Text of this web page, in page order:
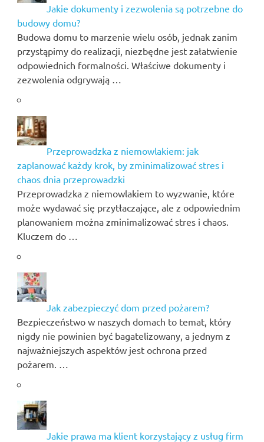
Jakie dokumenty i zezwolenia są potrzebne do
budowy domu?
Budowa domu to marzenie wielu osób, jednak zanim
przystąpimy do realizacji, niezbędne jest załatwienie
odpowiednich formalności. Właściwe dokumenty i
zezwolenia odgrywają …
Przeprowadzka z niemowlakiem: jak
zaplanować każdy krok, by zminimalizować stres i
chaos dnia przeprowadzki
Przeprowadzka z niemowlakiem to wyzwanie, które
może wydawać się przytłaczające, ale z odpowiednim
planowaniem można zminimalizować stres i chaos.
Kluczem do …
Jak zabezpieczyć dom przed pożarem?
Bezpieczeństwo w naszych domach to temat, który
nigdy nie powinien być bagatelizowany, a jednym z
najważniejszych aspektów jest ochrona przed
pożarem. …
Jakie prawa ma klient korzystający z usług firm